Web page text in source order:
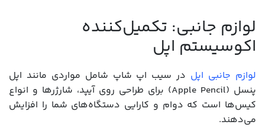
لوازم جانبی: تکمیل‌کننده
اکوسیستم اپل
لوازم جانبی اپل در سیب اپ شاپ شامل مواردی مانند اپل
پنسل (Apple Pencil) برای طراحی روی آیپد، شارژرها و انواع
کیس‌ها است که دوام و کارایی دستگاه‌های شما را افزایش
می‌دهند.